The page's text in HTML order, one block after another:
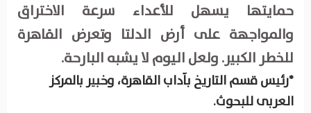
حمايتها يسهل للأعداء سرعة الاختراق
والمواجهة على أرض الدلتا وتعرض القاهرة
للخطر الكبير. ولعل اليوم لا يشبه البارحة.
*رئيس قسم التاريخ بآداب القاهرة، وخبير بالمركز
العربى للبحوث.